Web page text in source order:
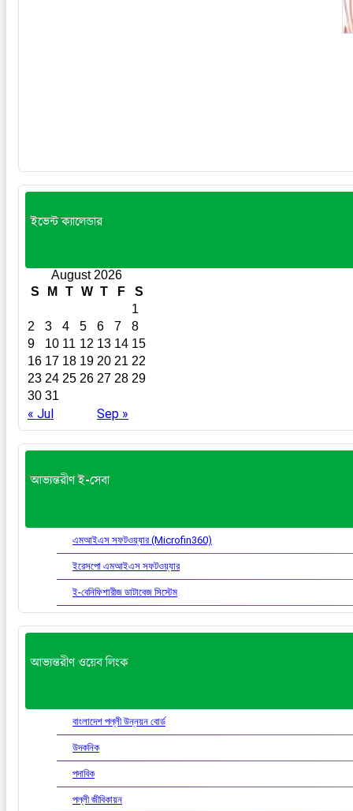
ইভেন্ট ক্যালেন্ডার
August 2026
S
M T W T F
S
1
2
3 4 5 6 7
8
9
10 11 12 13 14 15
16 17 18 19 20 21 22
23 24 25 26 27 28 29
30 31
« Jul Sep »
আভ্যন্তরীণ ই-সেবা
এমআইএস সফটওয়্যার (Microfin360)
ইরেসপো এমআইএস সফটওয়্যার
ই-বেনিফিশারীজ ডাটাবেজ সিস্টেম
আভ্যন্তরীণ ওয়েব লিংক
বাংলাদেশ পল্লী উন্নয়ন বোর্ড
উদকনিক
পদাবিক
পল্লী জীবিকায়ন